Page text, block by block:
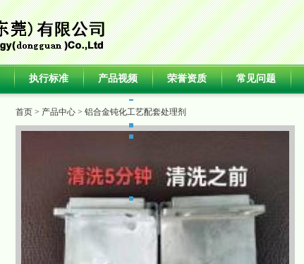
执行标准 产品视频 荣誉资质 常见问题
首页> 产品中心> 铝合金钝化工艺配套处理剂